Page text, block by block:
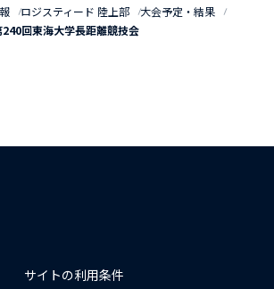
ロジスティード 陸上部
大会予定・結果
240回東海大学長距離競技会
サイトの利用条件